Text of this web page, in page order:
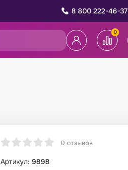
8 800 222-46-37
0
0 отзывов
Артикул: 9898